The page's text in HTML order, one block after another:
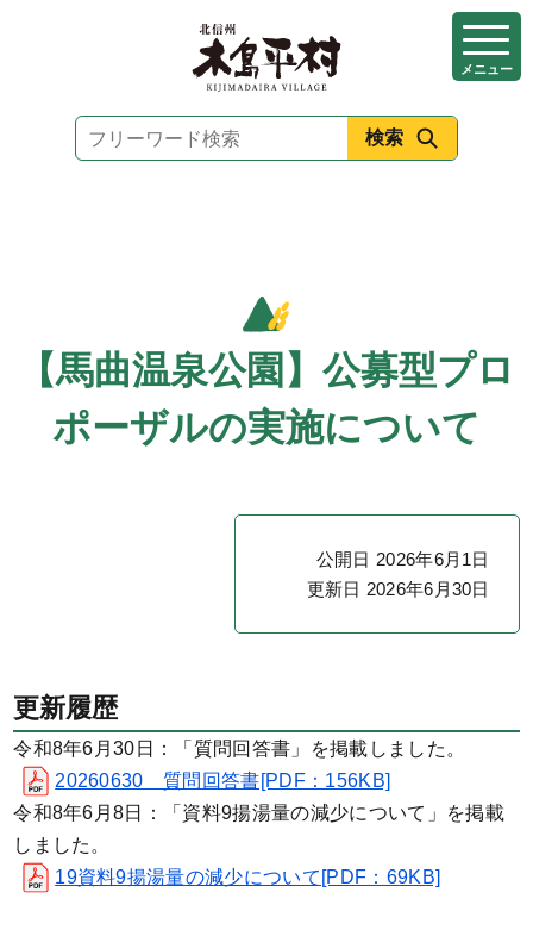
メニュー
【馬曲温泉公園】公募型プロ
ポーザルの実施について
公開日 2026年6月1日
更新日 2026年6月30日
更新履歴
令和8年6月30日：「質問回答書」を掲載しました。
20260630 質問回答書[PDF：156KB]
令和8年6月8日：「資料9揚湯量の減少について」を掲載
しました。
19資料9揚湯量の減少について[PDF：69KB]